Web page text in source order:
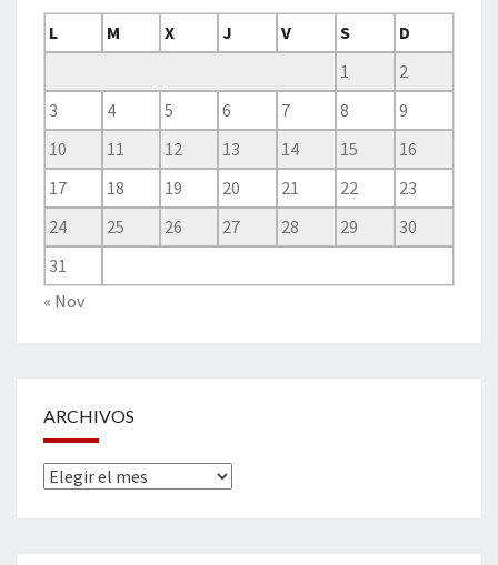
L
M X J V S
D
1
2
3
4 5 6 7 8
9
10
11 12 13 14 15
16
17
18 19 20 21 22
23
24
25 26 27 28 29
30
31
« Nov
ARCHIVOS
Archivos